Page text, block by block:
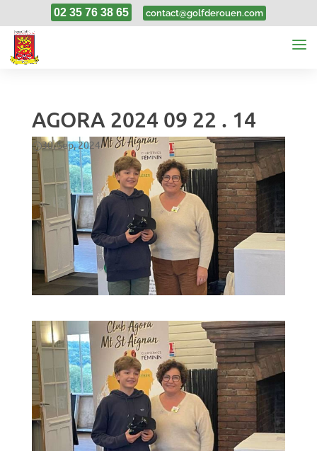
02 35 76 38 65 contact@golfderouen.com
AGORA 2024 09 22 . 14
30, Sep, 2024